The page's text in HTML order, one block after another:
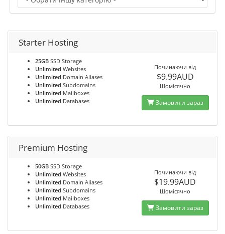
Starter Hosting
25GB SSD Storage
Unlimited Websites
Unlimited Domain Aliases
Unlimited Subdomains
Unlimited Mailboxes
Unlimited Databases
Починаючи від
$9.99AUD
Щомісячно
Замовити зараз
Premium Hosting
50GB SSD Storage
Unlimited Websites
Unlimited Domain Aliases
Unlimited Subdomains
Unlimited Mailboxes
Unlimited Databases
Починаючи від
$19.99AUD
Щомісячно
Замовити зараз